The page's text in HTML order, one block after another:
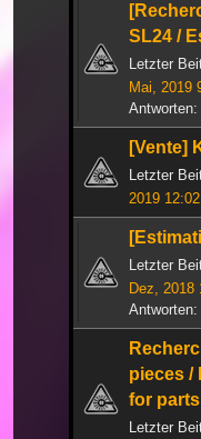
SL24 /
Letzter
Mai, 2019
Antworten:
[Vente]
Letzter
2019
Letzter
Dez, 2018
Antworten:
pieces /
for parts
Letzter